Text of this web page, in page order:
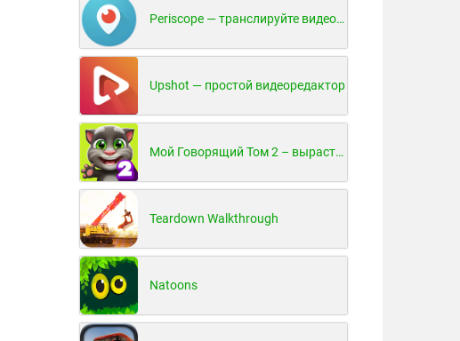
Periscope — транслируйте видео в реальном времени!
Upshot — простой видеоредактор
Мой Говорящий Том 2 – вырасти и воспитай своего котенка
Teardown Walkthrough
Natoons